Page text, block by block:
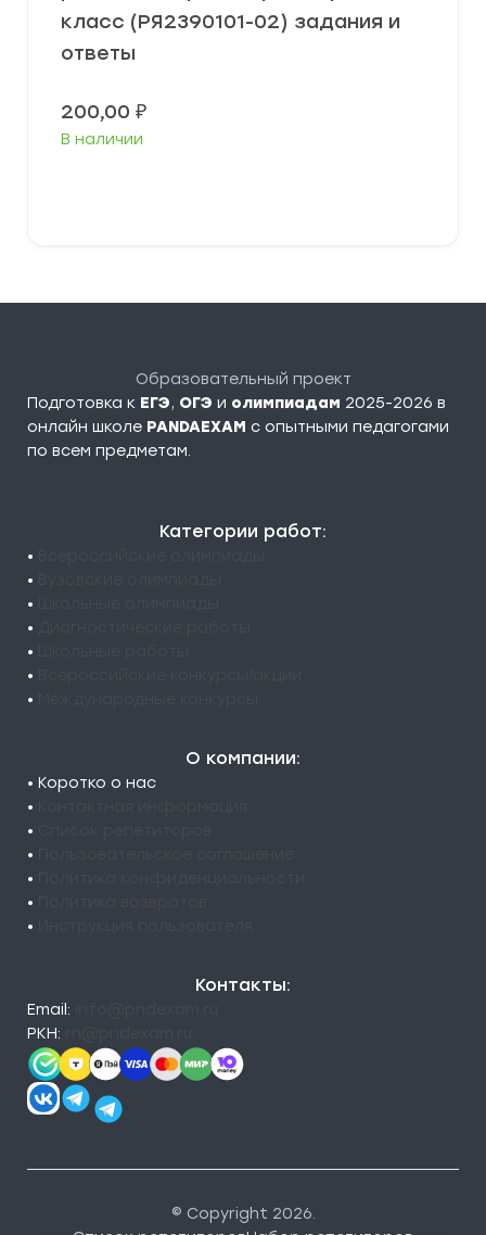
класс (РЯ2390101-02) задания и
ответы
200,00 ₽
В наличии
Образовательный проект
Подготовка к ЕГЭ, ОГЭ и олимпиадам 2025-2026 в
онлайн школе PANDAEXAM c опытными педагогами
по всем предметам.
Категории работ:
•
•
•
•
•
•
•
О компании:
• Коротко о нас
•
•
•
•
•
•
Контакты:
Email:
РКН:
© Copyright 2026.